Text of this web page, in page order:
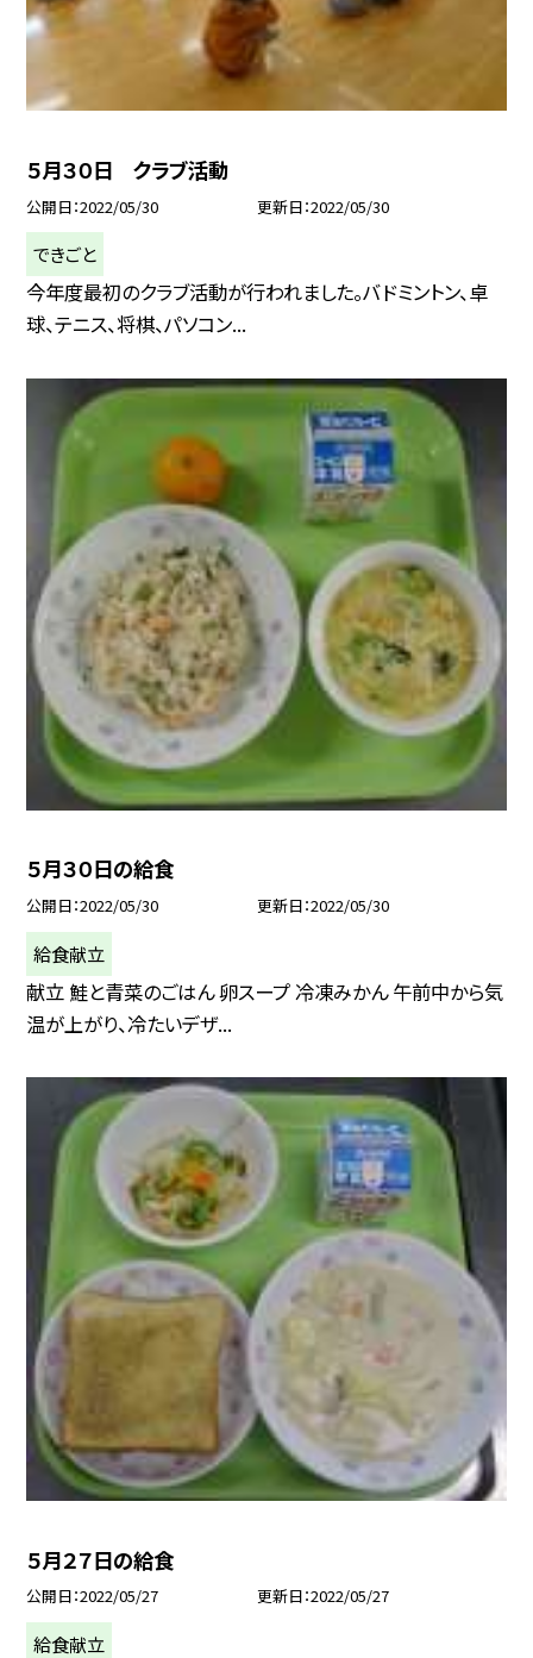
５月３０日 クラブ活動
公開日 2022/05/30 更新日 2022/05/30
できごと
今年度最初のクラブ活動が行われました。バドミントン、卓
球、テニス、将棋、パソコン...
５月３０日の給食
公開日 2022/05/30 更新日 2022/05/30
給食献立
献立 鮭と青菜のごはん 卵スープ 冷凍みかん 午前中から気
温が上がり、冷たいデザ...
５月２７日の給食
公開日 2022/05/27 更新日 2022/05/27
給食献立